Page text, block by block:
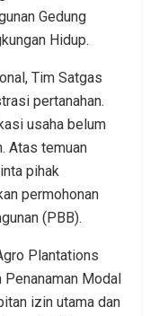
Gedung
Hidup.
Tim Satgas
pertanahan.
usaha belum
Atas temuan
pihak
permohonan
(PBB).
Plantations
Penanaman Modal
izin utama dan